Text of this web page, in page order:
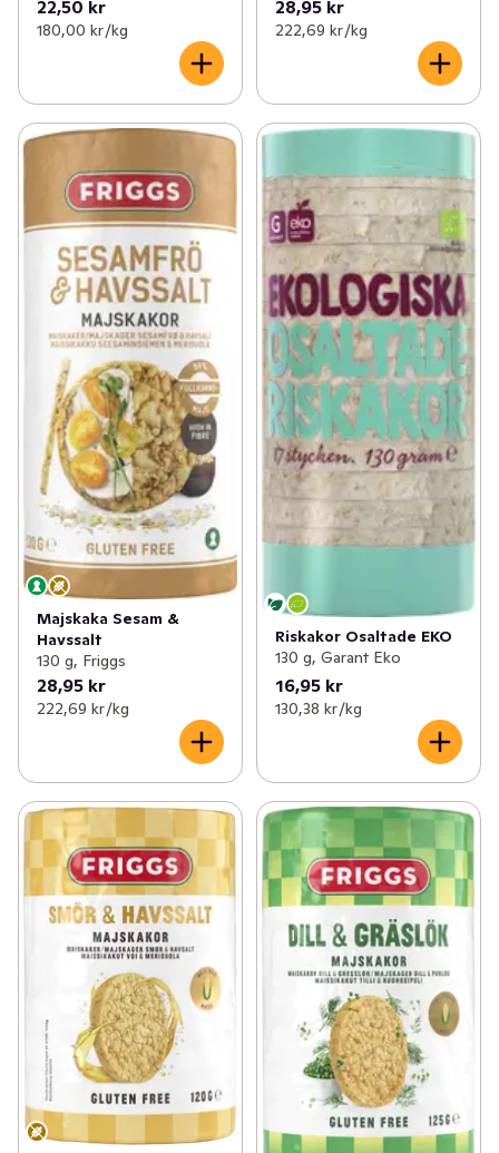
22,50 kr
180,00 kr /kg
28,95 kr
222,69 kr /kg
Majskaka Sesam &
Havssalt
130 g, Friggs
28,95 kr
222,69 kr /kg
Riskakor Osaltade EKO
130 g, Garant Eko
16,95 kr
130,38 kr /kg